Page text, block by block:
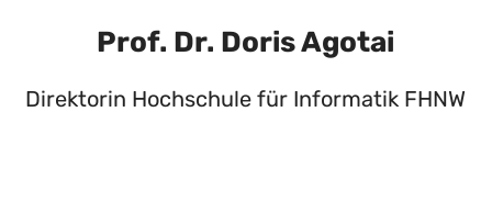
Prof. Dr. Doris Agotai
Direktorin Hochschule für Informatik FHNW